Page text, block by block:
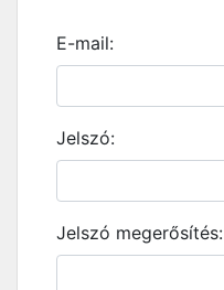
E-mail:
Jelszó:
Jelszó megerősítés: